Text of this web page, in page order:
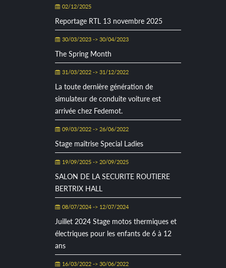
02/12/2025
Reportage RTL 13 novembre 2025
30/03/2023 -> 30/04/2023
The Spring Month
31/03/2022 -> 31/12/2022
La toute dernière génération de
simulateur de conduite voiture est
arrivée chez Fedemot.
09/03/2022 -> 26/06/2022
Stage maîtrise Special Ladies
19/09/2025 -> 20/09/2025
SALON DE LA SECURITE ROUTIERE
BERTRIX HALL
08/07/2024 -> 12/07/2024
Juillet 2024 Stage motos thermiques et
électriques pour les enfants de 6 à 12
ans
16/03/2022 -> 30/06/2022